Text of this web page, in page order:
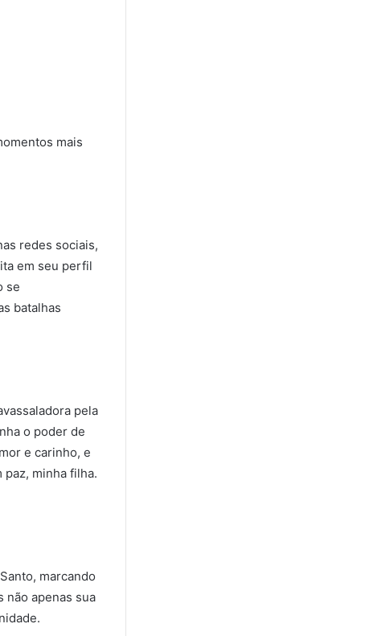
mais
redes sociais,
em seu perfil
se
batalhas
pela
o poder de
e carinho, e
minha filha.
marcando
não apenas sua